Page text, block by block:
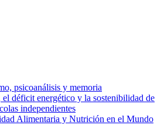
psicoanálisis y memoria
déficit energético y la sostenibilidad de
independientes
Alimentaria y Nutrición en el Mundo